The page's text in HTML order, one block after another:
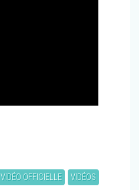
VIDÉO OFFICIELLE VIDÉOS